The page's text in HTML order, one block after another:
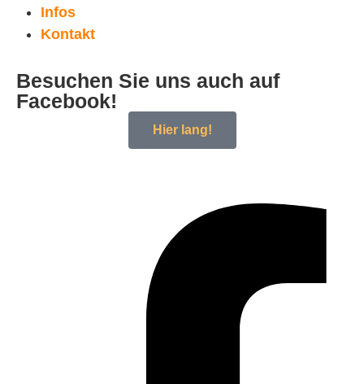
Infos
Kontakt
Besuchen Sie uns auch auf
Facebook!
Hier lang!